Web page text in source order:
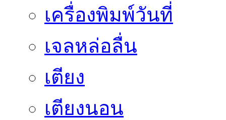
เครื่องพิมพ์วันที่
เจลหล่อลื่น
เตียง
เตียงนอน